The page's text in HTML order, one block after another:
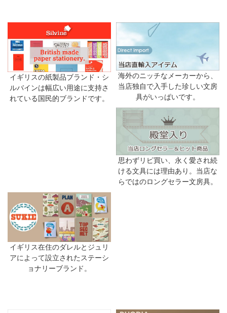
イギリスの紙製品ブランド・シ
ルバインは幅広い用途に支持さ
れている国民的ブランドです。
海外のニッチなメーカーから、
当店独自で入手した珍しい文房
具がいっぱいです。
思わずリピ買い、永く愛され続
ける文具には理由あり。当店な
らではのロングセラー文房具。
イギリス在住のダレルとジュリ
アによって設立されたステーシ
ョナリーブランド。